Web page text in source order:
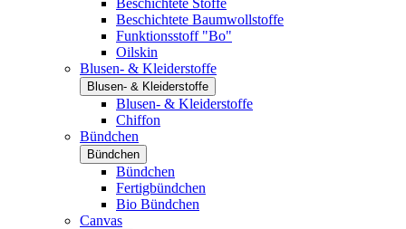
Beschichtete Stoffe
Beschichtete Baumwollstoffe
Funktionsstoff "Bo"
Oilskin
Blusen- & Kleiderstoffe
Blusen- & Kleiderstoffe
Blusen- & Kleiderstoffe
Chiffon
Bündchen
Bündchen
Bündchen
Fertigbündchen
Bio Bündchen
Canvas